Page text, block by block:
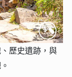
歷史遺跡，與